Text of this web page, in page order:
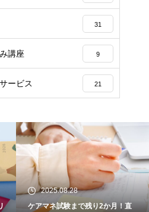
31
講座 9
ービス 21
2025.08.28
ケアマネ試験まで残り2か月！直